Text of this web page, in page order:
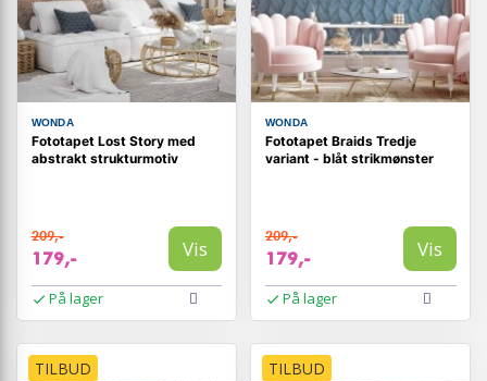
WONDA
Fototapet Lost Story med
abstrakt strukturmotiv
209,-
179,- Vis
På lager
WONDA
Fototapet Braids Tredje
variant - blåt strikmønster
209,-
179,- Vis
På lager
TILBUD TILBUD